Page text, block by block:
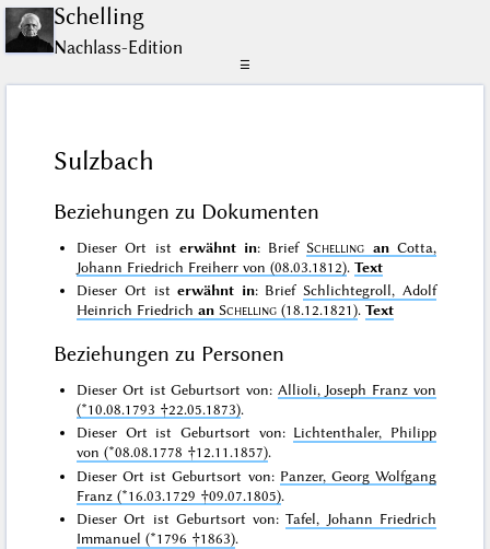
Schelling
Nachlass-Edition
☰
Sulzbach
Beziehungen zu Dokumenten
Dieser Ort ist erwähnt in: Brief Schelling anCotta,
Johann Friedrich Freiherr von (08.03.1812).Text
Dieser Ort isterwähnt in: BriefSchlichtegroll, Adolf
Heinrich Friedrichan Schelling (18.12.1821).Text
Beziehungen zu Personen
Dieser Ort ist Geburtsort von: Allioli, Joseph Franz von
(*10.08.1793 †22.05.1873).
Dieser Ort ist Geburtsort von: Lichtenthaler, Philipp
von (*08.08.1778 †12.11.1857).
Dieser Ort ist Geburtsort von: Panzer, Georg Wolfgang
Franz (*16.03.1729 †09.07.1805).
Dieser Ort ist Geburtsort von:Tafel, Johann Friedrich
Immanuel (*1796 †1863).